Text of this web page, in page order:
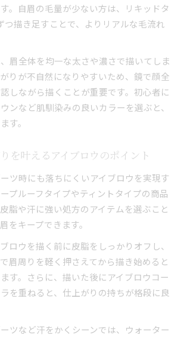
。自眉の毛量が少ない方は、リキッドタ
つ描き足すことで、よりリアルな毛流れ
眉全体を均一な太さや濃さで描いてしま
りが不自然になりやすいため、鏡で顔全
しながら描くことが重要です。初心者に
ンなど肌馴染みの良いカラーを選ぶと、
す。
を叶えるアイブロウのポイント
ツ時にも落ちにくいアイブロウを実現す
プルーフタイプやティントタイプの商品
脂や汗に強い処方のアイテムを選ぶこと
をキープできます。
ロウを描く前に皮脂をしっかりオフし、
眉周りを軽く押さえてから描き始めると
す。さらに、描いた後にアイブロウコー
を重ねると、仕上がりの持ちが格段に良
ツなど汗をかくシーンでは、ウォーター